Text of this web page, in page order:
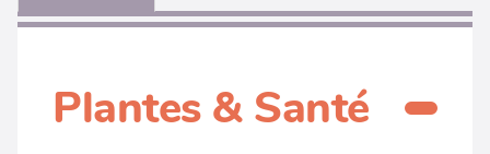
Plantes & Santé